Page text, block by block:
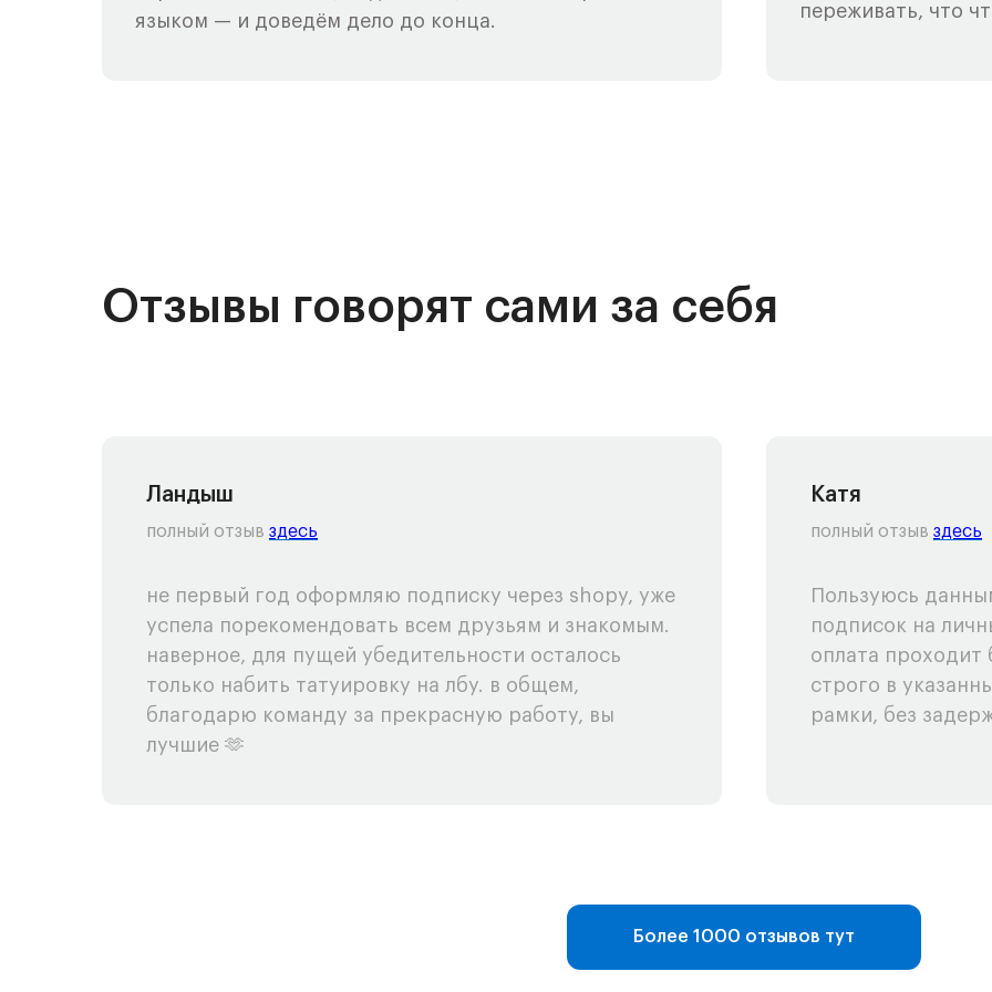
языком — и доведём дело до конца.
переживать, что
Отзывы говорят сами за себя
Ландыш
полный отзыв здесь
не первый год оформляю подписку через shopy, уже
успела порекомендовать всем друзьям и знакомым.
наверное, для пущей убедительности осталось
только набить татуировку на лбу. в общем,
благодарю команду за прекрасную работу, вы
лучшие 🫶
Катя
полный отзыв здесь
Пользуюсь
подписок на
оплата проходит
строго в
рамки, без
Более 1000 отзывов тут